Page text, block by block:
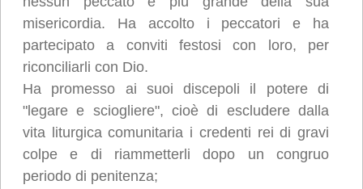
questa pagina o
cliccando
qualunque suo
elemento
acconsenti
all’uso dei
cookie.
Per saperne di
più clicca qui:
misericordia. Ha accolto i peccatori e ha
partecipato a conviti festosi con loro, per
riconciliarli con Dio.
Ha promesso ai suoi discepoli il potere di
"legare e sciogliere", cioè di escludere dalla
vita liturgica comunitaria i credenti rei di gravi
colpe e di riammetterli dopo un congruo
periodo di penitenza;